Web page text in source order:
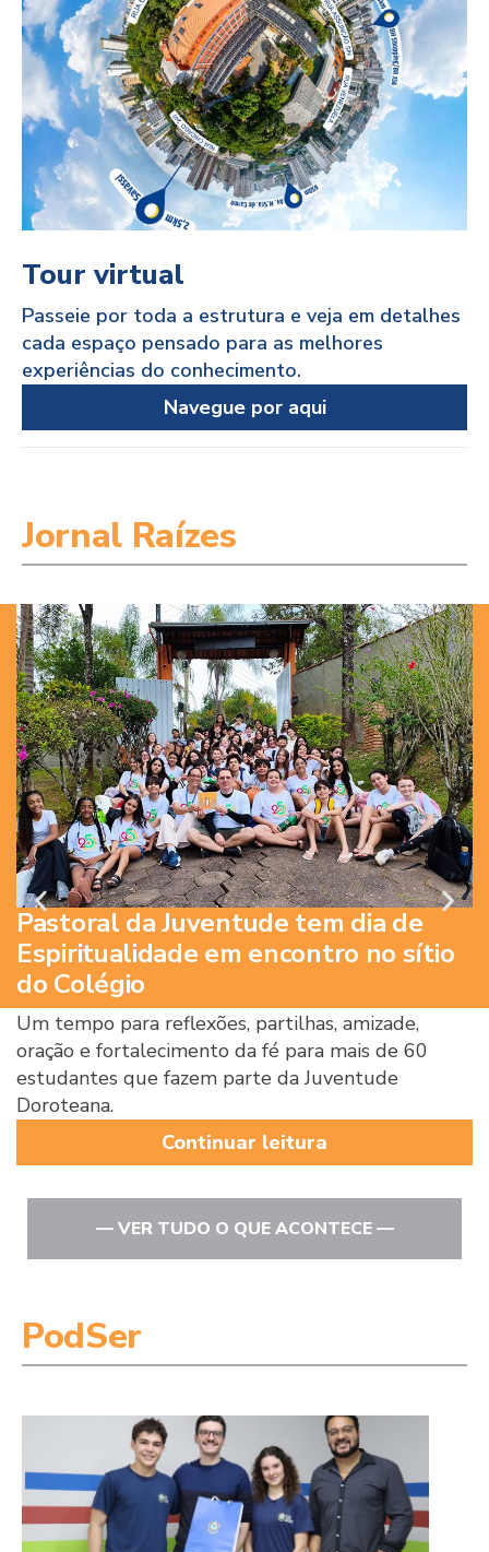
Tour virtual
Passeie por toda a estrutura e veja em detalhes
cada espaço pensado para as melhores
experiências do conhecimento.
Navegue por aqui
Jornal Raízes
Pastoral da Juventude tem dia de
Espiritualidade em encontro no sítio
do Colégio
Um tempo para reflexões, partilhas, amizade,
oração e fortalecimento da fé para mais de 60
estudantes que fazem parte da Juventude
Doroteana.
Continuar leitura
— VER TUDO O QUE ACONTECE —
PodSer